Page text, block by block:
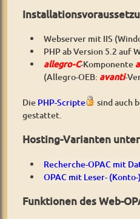
Webserver mit IIS
PHP ab Version 5.2
allegro-C-Komponente
(Allegro-OEB: avanti-
Die PHP-Scripte
sind auch
gestattet.
Hosting-Varianten
Recherche-OPAC mit
OPAC mit Leser-
Funktionen des Web-